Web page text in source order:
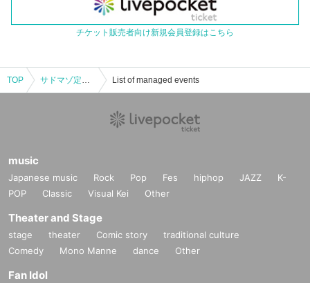
チケット販売者向け新規会員登録はこちら
TOP サドマゾ定期単独公演「道連レ vol.5」◆ 道連レ ペアAチケット List of managed events
music
Japanese music Rock Pop Fes hiphop JAZZ
K-
POP
Classic Visual Kei Other
Theater and Stage
stage theater Comic story
traditional culture
Comedy
Mono Manne dance Other
Fan Idol